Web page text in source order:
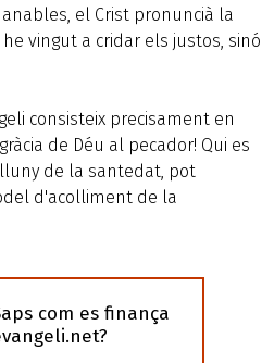
el Crist pronuncià la
vingut a cridar els justos, sinó
consisteix precisament en
de Déu al pecador! Qui es
de la santedat, pot
d'acolliment de la
com es finança